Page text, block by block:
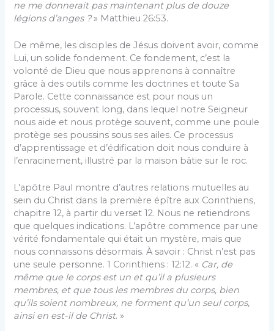
ne me donnerait pas maintenant plus de douze
légions d’anges ?» Matthieu 26:53.
De même, les disciples de Jésus doivent avoir, comme
Lui, un solide fondement. Ce fondement, c’est la
volonté de Dieu que nous apprenons à connaître
grâce à des outils comme les doctrines et toute Sa
Parole. Cette connaissance est pour nous un
processus, souvent long, dans lequel notre Seigneur
nous aide et nous protège souvent, comme une poule
protège ses poussins sous ses ailes. Ce processus
d’apprentissage et d’édification doit nous conduire à
l’enracinement, illustré par la maison bâtie sur le roc.
L’apôtre Paul montre d’autres relations mutuelles au
sein du Christ dans la première épître aux Corinthiens,
chapitre 12, à partir du verset 12. Nous ne retiendrons
que quelques indications. L’apôtre commence par une
vérité fondamentale qui était un mystère, mais que
nous connaissons désormais. À savoir : Christ n’est pas
une seule personne. 1 Corinthiens : 12:12. « Car, de
même que le corps est un et qu’il a plusieurs
membres, et que tous les membres du corps, bien
qu’ils soient nombreux, ne forment qu’un seul corps,
ainsi en est-il de Christ. »